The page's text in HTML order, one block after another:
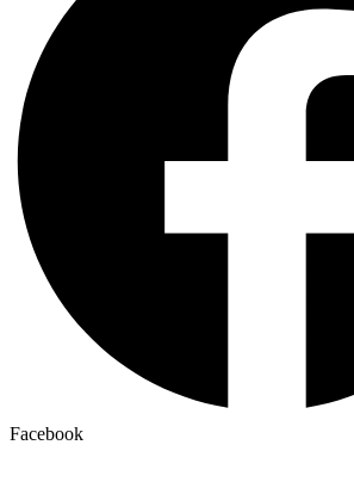
Facebook